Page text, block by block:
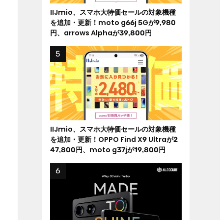
IIJmio、スマホ大特価セールの対象機種
を追加・更新！moto g66j 5Gが9,980
円、arrows Alphaが39,800円
IIJmio、スマホ大特価セールの対象機種
を追加・更新！OPPO Find X9 Ultraが2
47,800円、moto g37jが19,800円